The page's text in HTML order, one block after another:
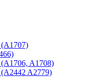
(A1707)
A1708)
A2779)